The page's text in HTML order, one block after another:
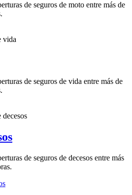
de seguros de moto entre más de
de seguros de vida entre más de
de seguros de decesos entre más